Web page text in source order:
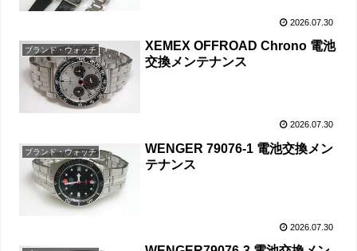
2026.07.30
ブランド・ウォッチ
XEMEX OFFROAD Chrono 電池
交換メンテナンス
2026.07.30
ブランド・ウォッチ
WENGER 79076-1 電池交換メン
テナンス
2026.07.30